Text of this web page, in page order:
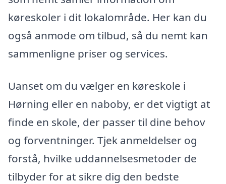
køreskoler i dit lokalområde. Her kan du
også anmode om tilbud, så du nemt kan
sammenligne priser og services.
Uanset om du vælger en køreskole i
Hørning eller en naboby, er det vigtigt at
finde en skole, der passer til dine behov
og forventninger. Tjek anmeldelser og
forstå, hvilke uddannelsesmetoder de
tilbyder for at sikre dig den bedste